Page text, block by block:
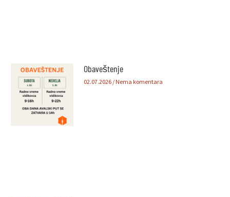
Obaveštenje
02.07.2026 Nema komentara